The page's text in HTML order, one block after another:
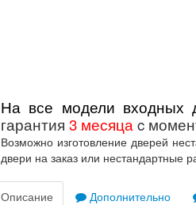
На все модели входных
гарантия 3 месяца c
Возможно изготовление дверей
двери на заказ или нестандартные
Описание Дополнительно